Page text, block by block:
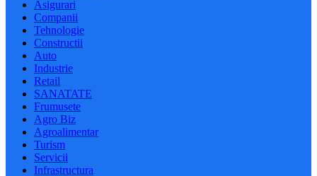
Asigurari
Companii
Tehnologie
Constructii
Auto
Industrie
Retail
SANATATE
Frumusete
Agro Biz
Agroalimentar
Turism
Servicii
Infrastructura